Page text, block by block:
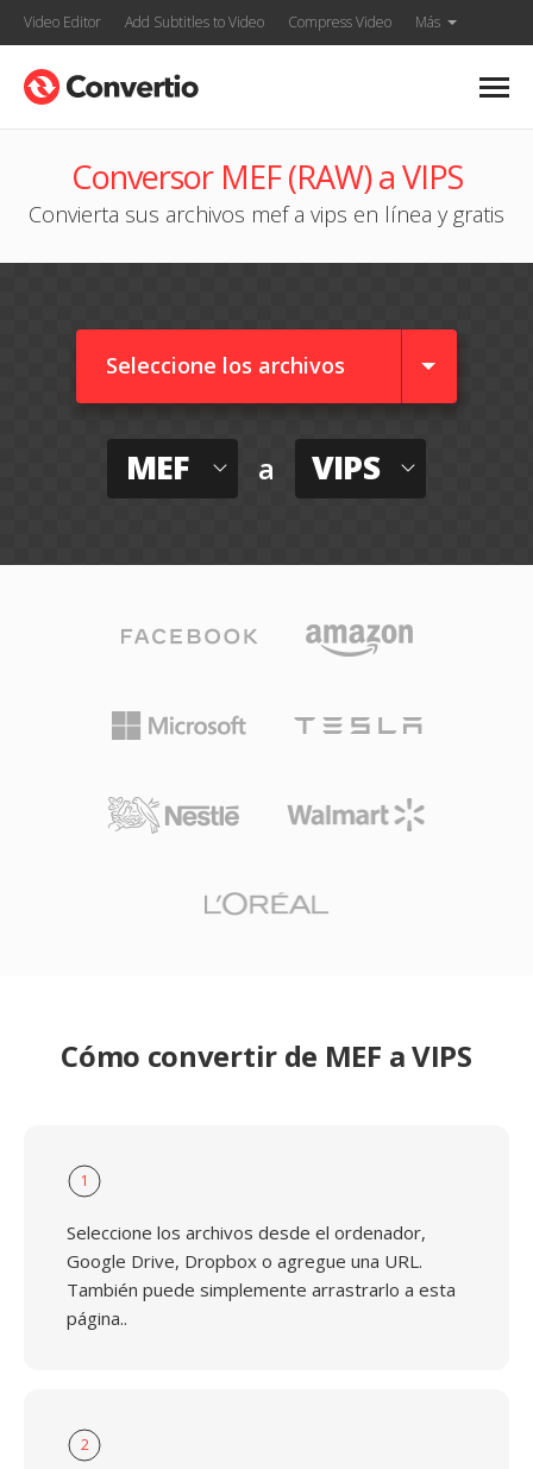
Video Editor Add Subtitles to Video Compress Video Más
Conversor MEF (RAW) a VIPS
Convierta sus archivos mef a vips en línea y gratis
Seleccione los archivos
MEF a VIPS
Cómo convertir de MEF a VIPS
1
Seleccione los archivos desde el ordenador,
Google Drive, Dropbox o agregue una URL.
También puede simplemente arrastrarlo a esta
página..
2